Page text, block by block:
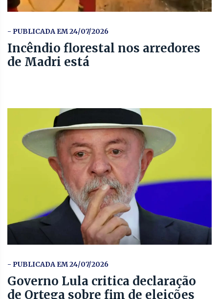
- PUBLICADA EM 24/07/2026
Incêndio florestal nos arredores
de Madri está
- PUBLICADA EM 24/07/2026
Governo Lula critica declaração
de Ortega sobre fim de eleições